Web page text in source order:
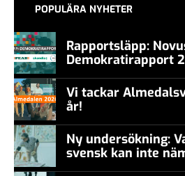
POPULÄRA NYHETER
Rapportsläpp:
Demokratirapport
Vi tackar
år!
Ny undersökning:
svensk kan inte
levande konstnär